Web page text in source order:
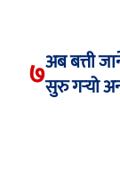
७अब बत्ती
सुरु गर्‍यो